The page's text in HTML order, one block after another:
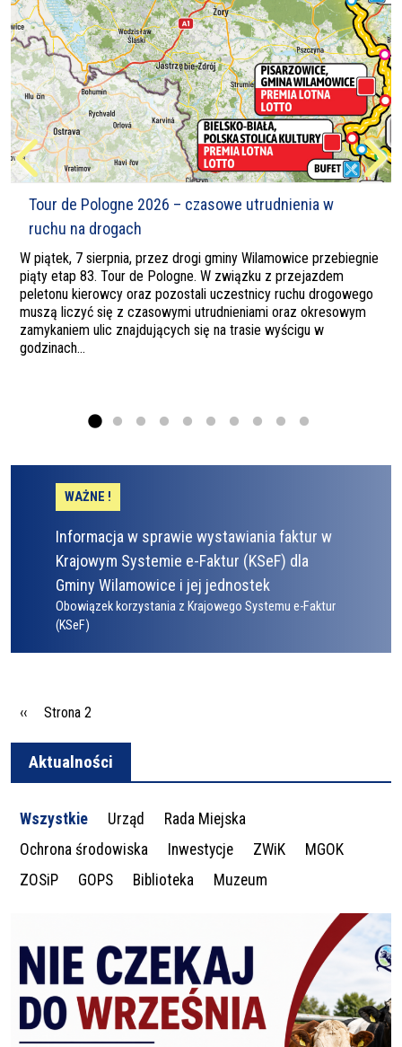
Tour de Pologne 2026 – czasowe utrudnienia w
ruchu na drogach
W piątek, 7 sierpnia, przez drogi gminy Wilamowice przebiegnie
piąty etap 83. Tour de Pologne. W związku z przejazdem
peletonu kierowcy oraz pozostali uczestnicy ruchu drogowego
muszą liczyć się z czasowymi utrudnieniami oraz okresowym
zamykaniem ulic znajdujących się na trasie wyścigu w
godzinach...
WAŻNE !
Informacja w sprawie wystawiania faktur w
Krajowym Systemie e-Faktur (KSeF) dla
Gminy Wilamowice i jej jednostek
Obowiązek korzystania z Krajowego Systemu e-Faktur
(KSeF)
Stronicowanie
Poprzednia strona
‹‹ Strona 2
Aktualności
Wszystkie Urząd
Rada Miejska
Ochrona środowiska
Inwestycje ZWiK
MGOK
ZOSiP
GOPS Biblioteka Muzeum